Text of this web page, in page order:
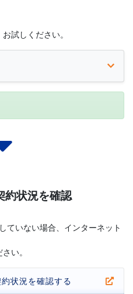
試しください。
状況を確認
ていない場合、インターネット
い。
状況を確認する